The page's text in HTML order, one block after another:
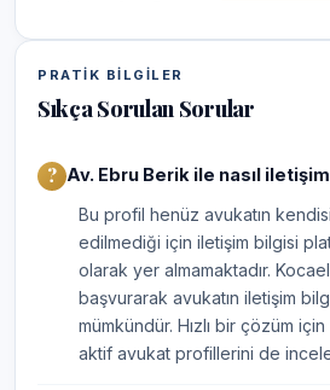
PRATIK BILGILER
Sıkça Sorulan Sorular
Av. Ebru Berik ile nasıl
Bu profil henüz avukatın
edilmediği için iletişim bilgisi
olarak yer almamaktadır.
başvurarak avukatın iletişim
mümkündür. Hızlı bir çözüm
aktif avukat profillerini de